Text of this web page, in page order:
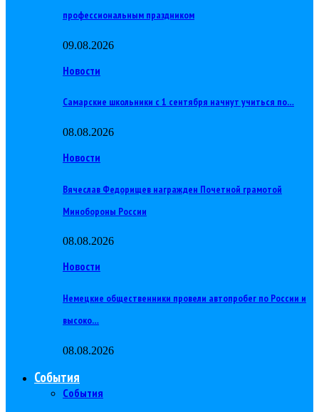
профессиональным праздником
09.08.2026
Новости
Самарские школьники с 1 сентября начнут учиться по…
08.08.2026
Новости
Вячеслав Федорищев награжден Почетной грамотой
Минобороны России
08.08.2026
Новости
Немецкие общественники провели автопробег по России и
высоко…
08.08.2026
События
События